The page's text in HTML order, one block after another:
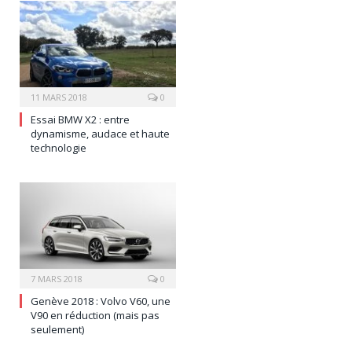
11 MARS 2018 0
Essai BMW X2 : entre
dynamisme, audace et haute
technologie
7 MARS 2018 0
Genève 2018 : Volvo V60, une
V90 en réduction (mais pas
seulement)